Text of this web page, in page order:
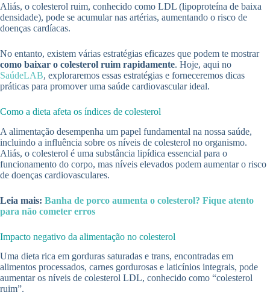
Aliás, o colesterol ruim, conhecido como LDL (lipoproteína de baixa
densidade), pode se acumular nas artérias, aumentando o risco de
doenças cardíacas.
No entanto, existem várias estratégias eficazes que podem te mostrar
como baixar o colesterol ruim rapidamente. Hoje, aqui no
SaúdeLAB, exploraremos essas estratégias e forneceremos dicas
práticas para promover uma saúde cardiovascular ideal.
Como a dieta afeta os índices de colesterol
A alimentação desempenha um papel fundamental na nossa saúde,
incluindo a influência sobre os níveis de colesterol no organismo.
Aliás, o colesterol é uma substância lipídica essencial para o
funcionamento do corpo, mas níveis elevados podem aumentar o risco
de doenças cardiovasculares.
Leia mais: Banha de porco aumenta o colesterol? Fique atento
para não cometer erros
Impacto negativo da alimentação no colesterol
Uma dieta rica em gorduras saturadas e trans, encontradas em
alimentos processados, carnes gordurosas e laticínios integrais, pode
aumentar os níveis de colesterol LDL, conhecido como “colesterol
ruim”.